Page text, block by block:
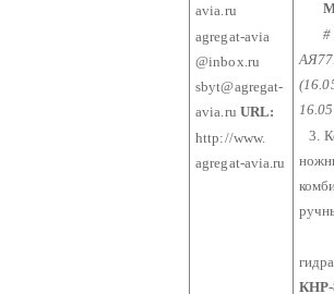
avia.ru
agregat-avia
@inbox.ru
sbyt@agregat-
avia.ru URL:
http://www.
agregat-avia.ru
#
3.
КНР-